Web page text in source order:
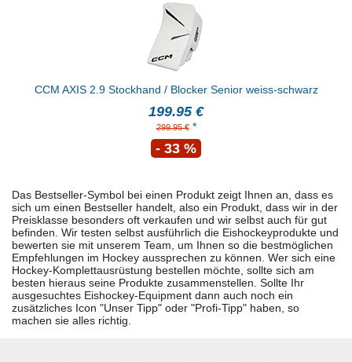
CCM AXIS 2.9 Stockhand / Blocker Senior weiss-schwarz
199.95 €
299.95 €*
- 33 %
Das Bestseller-Symbol bei einen Produkt zeigt Ihnen an, dass es
sich um einen Bestseller handelt, also ein Produkt, dass wir in der
Preisklasse besonders oft verkaufen und wir selbst auch für gut
befinden. Wir testen selbst ausführlich die Eishockeyprodukte und
bewerten sie mit unserem Team, um Ihnen so die bestmöglichen
Empfehlungen im Hockey aussprechen zu können. Wer sich eine
Hockey-Komplettausrüstung bestellen möchte, sollte sich am
besten hieraus seine Produkte zusammenstellen. Sollte Ihr
ausgesuchtes Eishockey-Equipment dann auch noch ein
zusätzliches Icon "Unser Tipp" oder "Profi-Tipp" haben, so
machen sie alles richtig.